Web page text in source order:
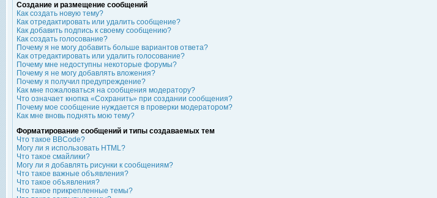
Создание и размещение сообщений
Как создать новую тему?
Как отредактировать или удалить сообщение?
Как добавить подпись к своему сообщению?
Как создать голосование?
Почему я не могу добавить больше вариантов ответа?
Как отредактировать или удалить голосование?
Почему мне недоступны некоторые форумы?
Почему я не могу добавлять вложения?
Почему я получил предупреждение?
Как мне пожаловаться на сообщения модератору?
Что означает кнопка «Сохранить» при создании сообщения?
Почему мое сообщение нуждается в проверки модератором?
Как мне вновь поднять мою тему?
Форматирование сообщений и типы создаваемых тем
Что такое BBCode?
Могу ли я использовать HTML?
Что такое смайлики?
Могу ли я добавлять рисунки к сообщениям?
Что такое важные объявления?
Что такое объявления?
Что такое прикрепленные темы?